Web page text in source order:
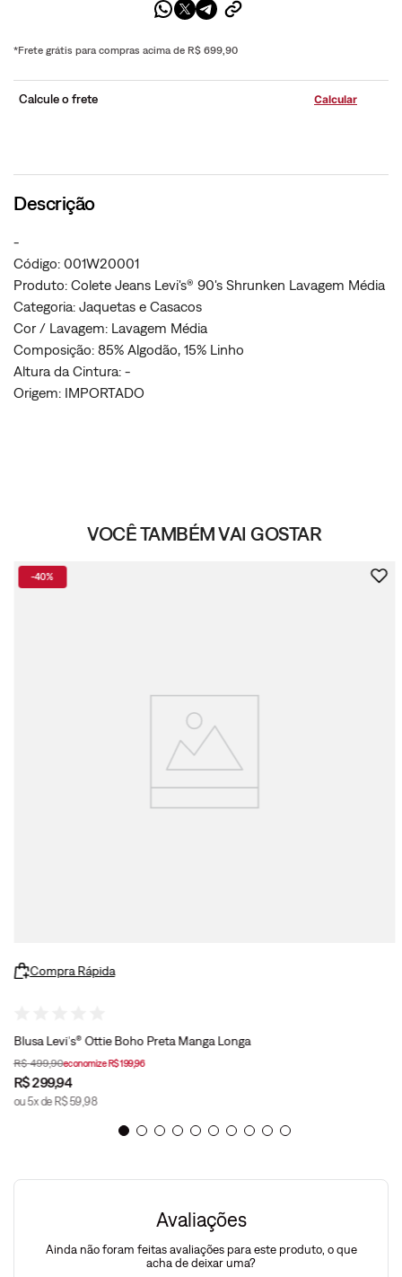
*Frete grátis para compras acima de R$ 699,90
Calcule o frete
Descrição
-
Código: 001W20001
Produto: Colete Jeans Levi's® 90's Shrunken Lavagem Média
Categoria: Jaquetas e Casacos
Cor / Lavagem: Lavagem Média
Composição: 85% Algodão, 15% Linho
Altura da Cintura: -
Origem: IMPORTADO
VOCÊ TAMBÉM VAI GOSTAR
-40%
Compra Rápida
Blusa Levi's® Ottie Boho Preta Manga Longa
R$ 499,90economizeR$199,96
R$299,94
ou5x de R$ 59,98
Avaliações
Ainda não foram feitas avaliações para este produto, o que
acha de deixar uma?